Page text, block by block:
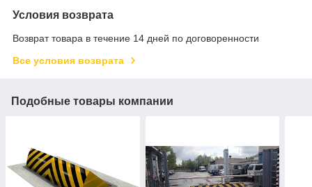
Условия возврата
Возврат товара в течение 14 дней по договоренности
Все условия возврата
Подобные товары компании